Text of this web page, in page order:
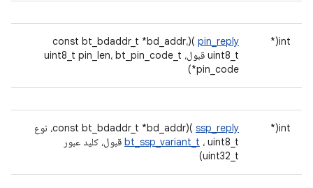
int(*
pin_reply
)(const bt_bdaddr_t *bd_addr،
uint8_t قبول، uint8_t pin_len، bt_pin_code_t
*pin_code)
int(*
ssp_reply )(const bt_bdaddr_t *bd_addr، نوع
bt_ssp_variant_t ، uint8_t قبول، کلید عبور
uint32_t)